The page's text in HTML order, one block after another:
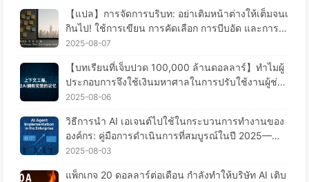
【แปล】การจัดการบริบท: อย่าเติมหน้าต่างให้เต็มจนเ
กินไป! ใช้การเขียน การคัดเลือก การบีบอัด และการแ
ยกแยะอย่างมีระเบียบ เพื่อป้องกันการรบกวนจากข้อมูล
2025-08-07
【บทเรียนที่เจ็บปวด 100,000 ล้านดอลลาร์】ทำไมผู้
ประกอบการจึงใช้เงินมหาศาลในการปรับใช้งานผู้ช่วย
AI แต่กลับ “ลืม” ในช่วงเวลาที่สำคัญ จึงทำให้คู่แข่งเพิ่
2025-08-06
วิธีการนำ AI เอเจนต์ไปใช้ในกระบวนการทำงานของ
องค์กร: คู่มือการดำเนินการที่สมบูรณ์ในปี 2025——เ
รียนรู้ AI อย่างช้าๆ 166
2025-08-03
แพ็กเกจ 20 ดอลลาร์ต่อเดือน กำลังทำให้บริษัท AI เติบ